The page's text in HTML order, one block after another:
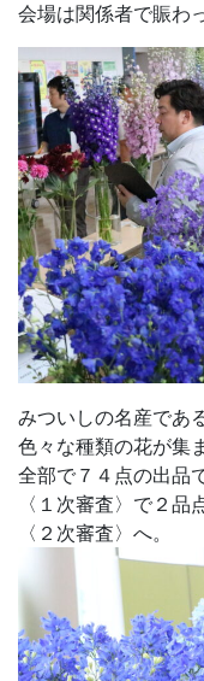
会場は関係者で賑わ
みついしの名産であ
色々な種類の花が集
全部で７４点の出品
〈１次審査〉で２品
〈２次審査〉へ。